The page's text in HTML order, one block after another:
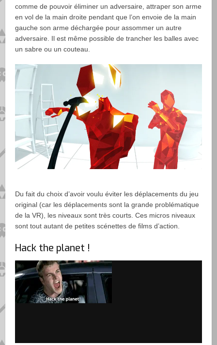
comme de pouvoir éliminer un adversaire, attraper son arme
en vol de la main droite pendant que l’on envoie de la main
gauche son arme déchargée pour assommer un autre
adversaire. Il est même possible de trancher les balles avec
un sabre ou un couteau.
Du fait du choix d’avoir voulu éviter les déplacements du jeu
original (car les déplacements sont la grande problématique
de la VR), les niveaux sont très courts. Ces micros niveaux
sont tout autant de petites scénettes de films d’action.
Hack the planet !